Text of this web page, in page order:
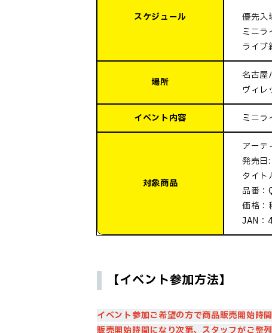
スケジュール
優先
ミニ
ライブ
場所
名古屋
ヴィレ
イベント内容 ミニラ
対象商品
アー
発売
タイト
品番
価格
JAN
【イベント参加方法】
イベント参加ご希望の方で商品販売開始時